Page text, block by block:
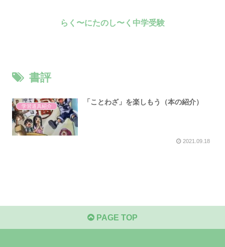
らく〜にたのし〜く中学受験
書評
学習道具紹介
「ことわざ」を楽しもう（本の紹介）
2021.09.18
PAGE TOP